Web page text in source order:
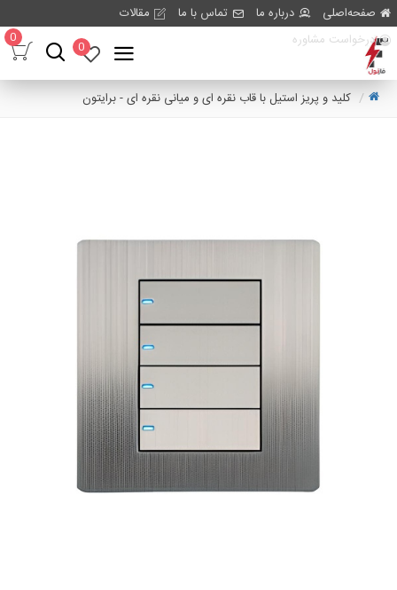
صفحه‌اصلی درباره ما تماس با ما
مقالات
درخواست مشاوره
0
0
کلید و پریز استیل با قاب نقره ای و میانی نقره ای - برایتون